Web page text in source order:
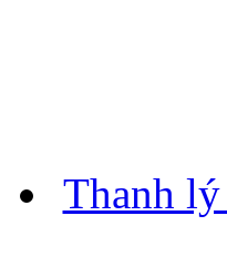
Thanh